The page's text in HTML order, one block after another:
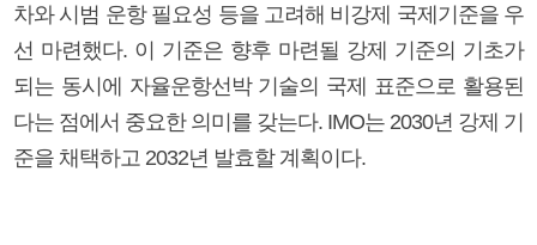
차와 시범 운항 필요성 등을 고려해 비강제 국제기준을 우
선 마련했다. 이 기준은 향후 마련될 강제 기준의 기초가
되는 동시에 자율운항선박 기술의 국제 표준으로 활용된
다는 점에서 중요한 의미를 갖는다. IMO는 2030년 강제 기
준을 채택하고 2032년 발효할 계획이다.